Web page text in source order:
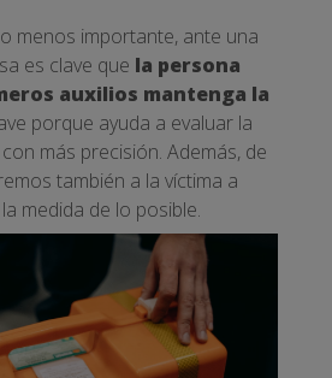
menos importante, ante una
es clave que la persona
auxilios mantenga la
porque ayuda a evaluar la
más precisión. Además, de
también a la víctima a
medida de lo posible.